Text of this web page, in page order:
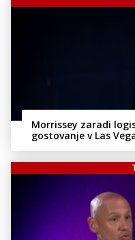
Morrissey zaradi
gostovanje v Las